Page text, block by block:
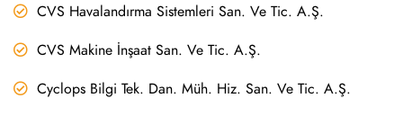
CVS Havalandırma Sistemleri San. Ve Tic. A.Ş.
CVS Makine İnşaat San. Ve Tic. A.Ş.
Cyclops Bilgi Tek. Dan. Müh. Hiz. San. Ve Tic. A.Ş.